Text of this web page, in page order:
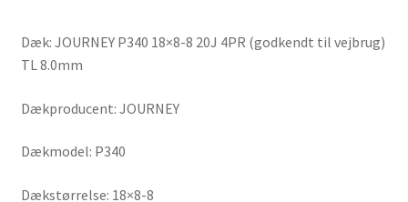
Dæk: JOURNEY P340 18×8-8 20J 4PR (godkendt til vejbrug)
TL 8.0mm
Dækproducent: JOURNEY
Dækmodel: P340
Dækstørrelse: 18×8-8